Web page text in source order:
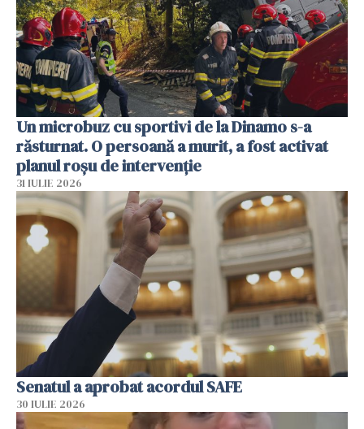
Un microbuz cu sportivi de la Dinamo s-a
răsturnat. O persoană a murit, a fost activat
planul roșu de intervenție
31 IULIE 2026
Senatul a aprobat acordul SAFE
30 IULIE 2026